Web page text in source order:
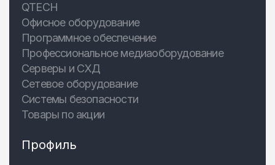
QTECH
Офисное оборудование
Программное обеспечение
Профессиональное медиаоборудование
Серверы и СХД
Сетевое оборудование
Системы безопасности
Товары по акции
Профиль